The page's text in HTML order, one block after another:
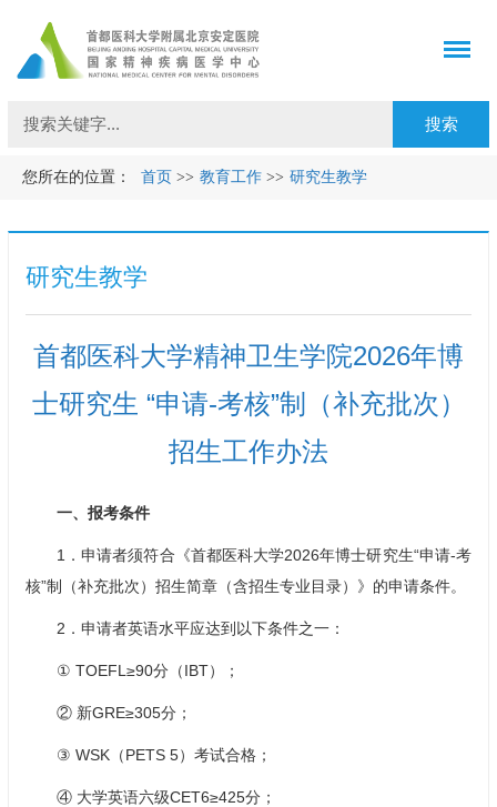
您所在的位置： 首页 >> 教育工作 >> 研究生教学
研究生教学
首都医科大学精神卫生学院2026年博
士研究生 “申请-考核”制（补充批次）
招生工作办法
一、报考条件
1．申请者须符合《首都医科大学2026年博士研究生“申请-考
核”制（补充批次）招生简章（含招生专业目录）》的申请条件。
2．申请者英语水平应达到以下条件之一：
① TOEFL≥90分（IBT）；
② 新GRE≥305分；
③ WSK（PETS 5）考试合格；
④ 大学英语六级CET6≥425分；